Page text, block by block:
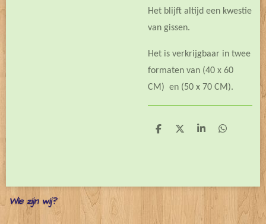
Het blijft altijd een kwestie
van gissen.
Het is verkrijgbaar in twee
formaten van (40 x 60
CM) en (50 x 70 CM).
D
D
S
D
Wie zijn wij?